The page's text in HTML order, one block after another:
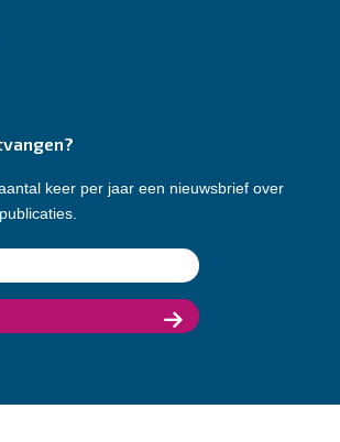
keer per jaar een nieuwsbrief over